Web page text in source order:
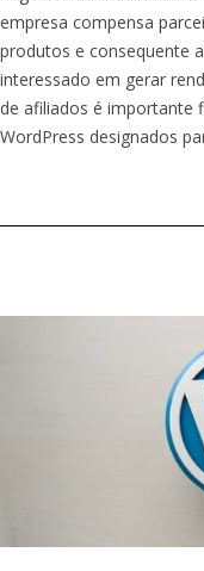
empresa compensa
produtos e consequente
interessado em gerar
de afiliados é importante
WordPress designados